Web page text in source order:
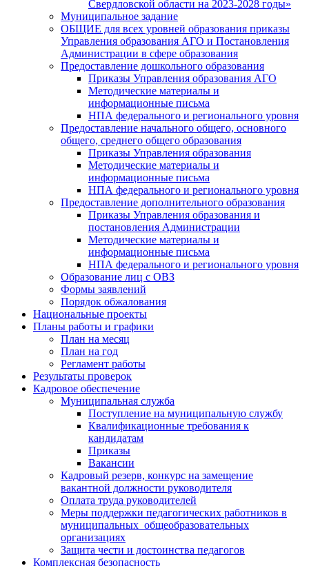
Свердловской области на 2023-2028 годы»
Муниципальное задание
ОБЩИЕ для всех уровней образования приказы
Управления образования АГО и Постановления
Администрации в сфере образования
Предоставление дошкольного образования
Приказы Управления образования АГО
Методические материалы и
информационные письма
НПА федерального и регионального уровня
Предоставление начального общего, основного
общего, среднего общего образования
Приказы Управления образования
Методические материалы и
информационные письма
НПА федерального и регионального уровня
Предоставление дополнительного образования
Приказы Управления образования и
постановления Администрации
Методические материалы и
информационные письма
НПА федерального и регионального уровня
Образование лиц с ОВЗ
Формы заявлений
Порядок обжалования
Национальные проекты
Планы работы и графики
План на месяц
План на год
Регламент работы
Результаты проверок
Кадровое обеспечение
Муниципальная служба
Поступление на муниципальную службу
Квалификационные требования к
кандидатам
Приказы
Вакансии
Кадровый резерв, конкурс на замещение
вакантной должности руководителя
Оплата труда руководителей
Меры поддержки педагогических работников в
муниципальных общеобразовательных
организациях
Защита чести и достоинства педагогов
Комплексная безопасность